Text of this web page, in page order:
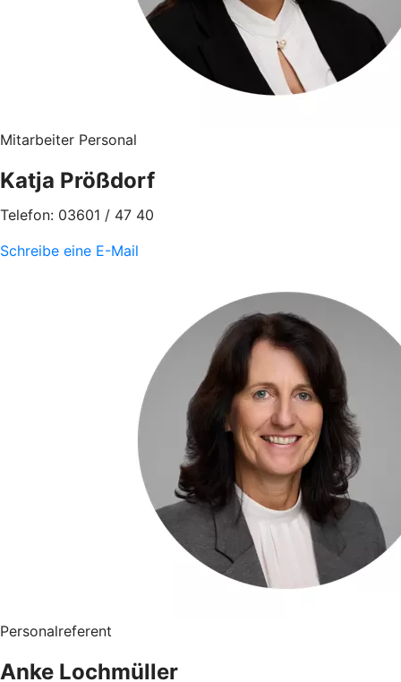
Mitarbeiter Personal
Katja Prößdorf
Telefon: 03601 / 47 40
Schreibe eine E-Mail
Personalreferent
Anke Lochmüller